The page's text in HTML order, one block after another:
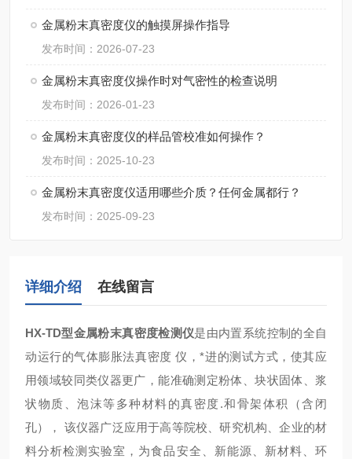
金属粉末真密度仪的触摸屏操作指导
发布时间：2026-07-23
金属粉末真密度仪操作时对气密性的检查说明
发布时间：2026-01-23
金属粉末真密度仪的样品管校准如何操作？
发布时间：2025-10-23
金属粉末真密度仪适用哪些介质？任何金属都行？
发布时间：2025-09-23
详细介绍 在线留言
HX-TD型金属粉末真密度检测仪是由内置系统控制的全自
动运行的气体膨胀法真密度 仪 ，*进的测试方式，使其应
用领域较同类仪器更广，能准确测定粉体、块状固体、浆
状物质、泡沫等多种材料的真密度.和骨架体积（含闭
孔）， 该仪器广泛应用于高等院校、研究机构、企业的材
料分析检测实验室，为食品安全、新能源、新材料、环